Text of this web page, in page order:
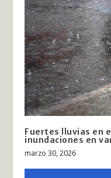
Fuertes lluvias en
inundaciones en
marzo 30, 2026